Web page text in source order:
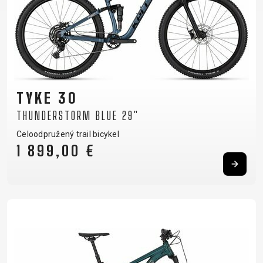
TYKE 30
THUNDERSTORM BLUE 29"
Celoodpružený trail bicykel
1 899,00 €